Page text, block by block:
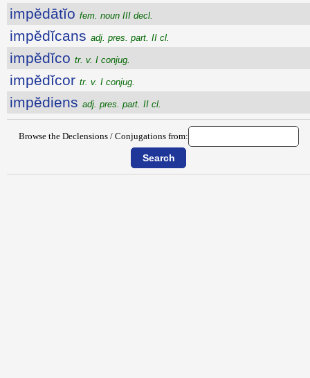
impĕdātĭo fem. noun III decl.
impĕdĭcans adj. pres. part. II cl.
impĕdĭco tr. v. I conjug.
impĕdĭcor tr. v. I conjug.
impĕdiens adj. pres. part. II cl.
Browse the Declensions / Conjugations from: